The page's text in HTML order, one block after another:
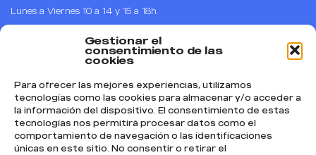
Gestionar el
consentimiento de las
cookies
Para ofrecer las mejores experiencias, utilizamos
tecnologías como las cookies para almacenar y/o acceder a
la información del dispositivo. El consentimiento de estas
tecnologías nos permitirá procesar datos como el
comportamiento de navegación o las identificaciones
únicas en este sitio. No consentir o retirar el
Lunes a Viernes 10 a 14 y 15 a 18h.
Horario de España (CET), UTC +1
Calle Arenal 1, piso 1, puerta B, 28013 – Madrid.
Síguenos
Instagram
Facebook